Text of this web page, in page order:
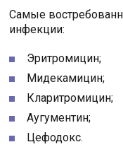
Самые
инфекции:
Эритромицин;
Мидекамицин;
Кларитромицин;
Аугументин;
Цефодокс.